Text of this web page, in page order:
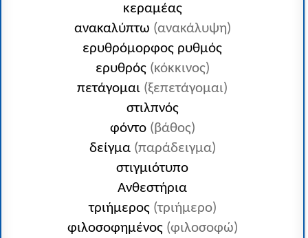
κεραμέας
ανακαλύπτω (ανακάλυψη)
ερυθρόμορφος ρυθμός
ερυθρός (κόκκινος)
πετάγομαι (ξεπετάγομαι)
στιλπνός
φόντο (βάθος)
δείγμα (παράδειγμα)
στιγμιότυπο
Ανθεστήρια
τριήμερος (τριήμερο)
φιλοσοφημένος (φιλοσοφώ)